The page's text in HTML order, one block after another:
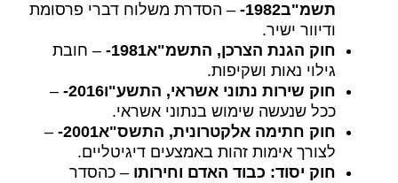
תשמ"ב1982- – הסדרת משלוח דברי פרסומת
ודיוור ישיר.
חוק הגנת הצרכן, התשמ"א1981- – חובת
גילוי נאות ושקיפות.
חוק שירות נתוני אשראי, התשע"ו2016-
–
ככל שנעשה שימוש בנתוני אשראי.
חוק חתימה אלקטרונית, התשס"א2001-
–
לצורך אימות זהות באמצעים דיגיטליים.
חוק יסוד: כבוד האדם וחירותו – כהסדר